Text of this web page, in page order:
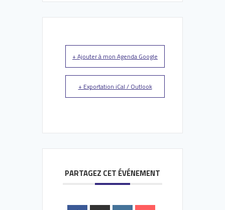
+ Ajouter à mon Agenda Google
+ Exportation iCal / Outlook
PARTAGEZ CET ÉVÉNEMENT